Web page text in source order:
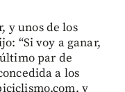
y unos de los
“Si voy a ganar,
par de
a los
y